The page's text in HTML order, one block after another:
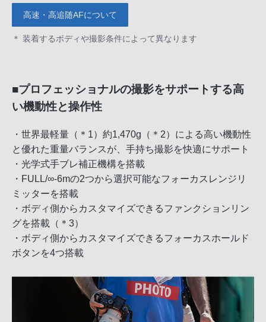
高速・高追随AFについて
＊ 装着するボディや撮影条件によって異なります
■プロフェッショナルの撮影をサポートする高
い機動性と操作性
・世界最軽量（＊1）約1,470g（＊2）による高い機動性
と優れた重量バランスが、手持ち撮影を快適にサポート
・光学式手ブレ補正機構を搭載
・FULL/∞-6mの2つから選択可能なフォーカスレンジリ
ミッターを搭載
・ボディ側からカスタマイズできるファンクションリン
グを搭載（＊3）
・ボディ側からカスタマイズできるフォーカスホールド
ボタンを4つ搭載